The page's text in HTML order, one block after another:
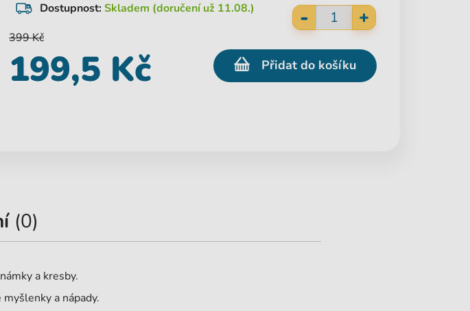
Dostupnost:Skladem (doručení už 11.08.) - +
399 Kč
199,5 Kč Přidat do košíku
(0)
a kresby.
a nápady.